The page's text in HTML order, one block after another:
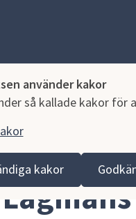
använder kakor
så kallade kakor
kakor
Lagmans bibliotek